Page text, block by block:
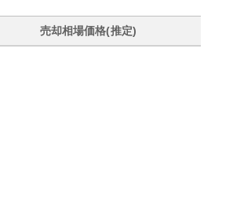
売却相場価格(推定)